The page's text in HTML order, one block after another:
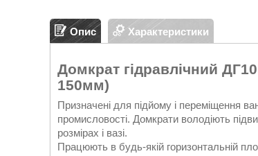
Опис Характеристики
Домкрат гідравлічний
150мм)
Призначені для підйому і переміщення
промисловості. Домкрати володіють
розмірах і вазі.
Працюють в будь-якій горизонтальній